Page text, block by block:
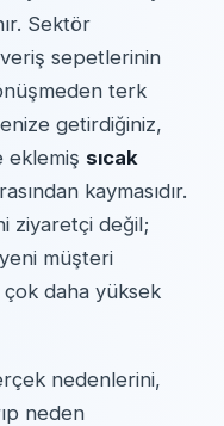
Sektör
sepetlerinin
terk
getirdiğiniz,
eklemiş sıcak
kaymasıdır.
ziyaretçi değil;
müşteri
daha yüksek
nedenlerini,
neden